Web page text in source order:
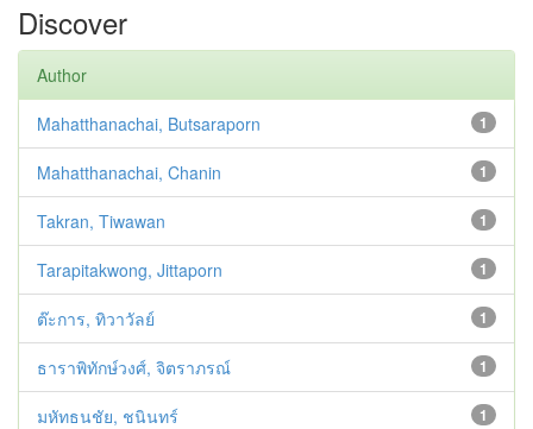
Discover
Author
1
Mahatthanachai, Butsaraporn
1
Mahatthanachai, Chanin
1
Takran, Tiwawan
1
Tarapitakwong, Jittaporn
1
ต๊ะการ, ทิวาวัลย์
1
ธาราพิทักษ์วงศ์, จิตราภรณ์
1
มหัทธนชัย, ชนินทร์